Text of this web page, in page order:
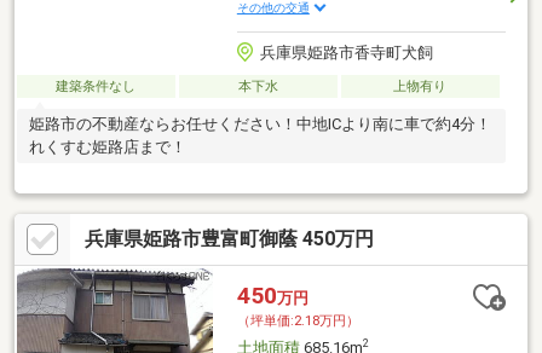
その他の交通
兵庫県姫路市香寺町犬飼
建築条件なし 本下水 上物有り
姫路市の不動産ならお任せください！中地ICより南に車で約4分！
れくすむ姫路店まで！
兵庫県姫路市豊富町御蔭 450万円
450万円
（坪単価:2.18万円）
土地面積685.16m2